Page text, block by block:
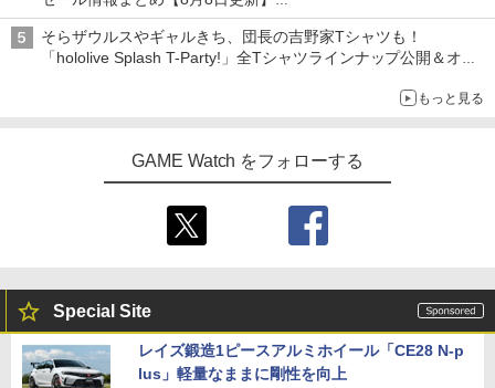
ニンテンドーeショップでは「大神 絶景版」が67%オフで990円
そらザウルスやギャルきち、団長の吉野家Tシャツも！
「hololive Splash T-Party!」全Tシャツラインナップ公開＆オン
もっと見る
GAME Watch をフォローする
Special Site
レイズ鍛造1ピースアルミホイール「CE28 N-p
lus」軽量なままに剛性を向上